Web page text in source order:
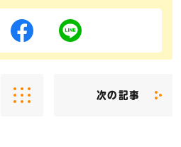
次の記事